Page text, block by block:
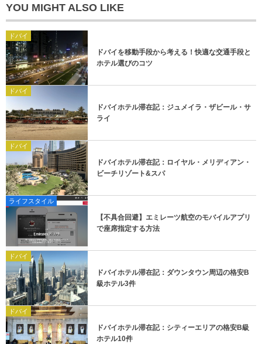
YOU MIGHT ALSO LIKE
ドバイ
ドバイを移動手段から考える！快適な交通手段と
ホテル選びのコツ
ドバイ
ドバイホテル滞在記：ジュメイラ・ザビール・サ
ライ
ドバイ
ドバイホテル滞在記：ロイヤル・メリディアン・
ビーチリゾート&スパ
ライフスタイル
【不具合回避】エミレーツ航空のモバイルアプリ
で座席指定する方法
ドバイ
ドバイホテル滞在記：ダウンタウン周辺の格安B
級ホテル3件
ドバイ
ドバイホテル滞在記：シティーエリアの格安B級
ホテル10件